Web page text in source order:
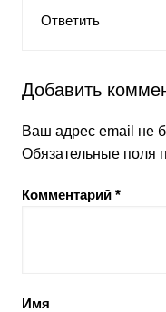
Ответить
Добавить
Ваш адрес email не
Обязательные поля
Комментарий *
Имя